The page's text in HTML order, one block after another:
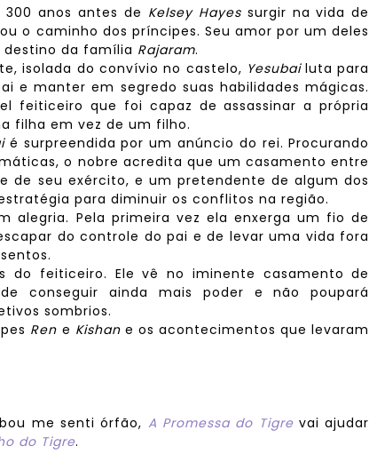
300 anos antes de Kelsey Hayes surgir na vida de
o caminho dos príncipes. Seu amor por um deles
da família Rajaram.
isolada do convívio no castelo, Yesubailuta para
e manter em segredo suas habilidades mágicas.
feiticeiro que foi capaz de assassinar a própria
filha em vez de um filho.
é surpreendida por um anúncio do rei. Procurando
o nobre acredita que um casamento entre
de seu exército, e um pretendente de algum dos
para diminuir os conflitos na região.
alegria. Pela primeira vez ela enxerga um fio de
do controle do pai e de levar uma vida fora
do feiticeiro. Ele vê no iminente casamento de
conseguir ainda mais poder e não poupará
sombrios.
Ren e Kishane os acontecimentos que levaram
me senti órfão, A Promessa do Tigrevai ajudar
do Tigre.